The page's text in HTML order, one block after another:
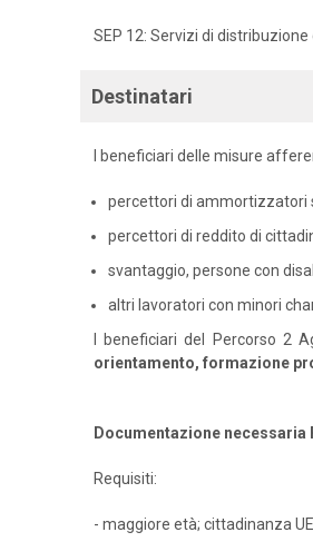
SEP 12: Servizi di
Destinatari
I beneficiari delle misure
percettori di ammortizzatori
percettori di reddito di
svantaggio, persone con
altri lavoratori con minori
I beneficiari del Percorso 2
orientamento, formazione
Documentazione necessaria
Requisiti:
- maggiore età; cittadinanza